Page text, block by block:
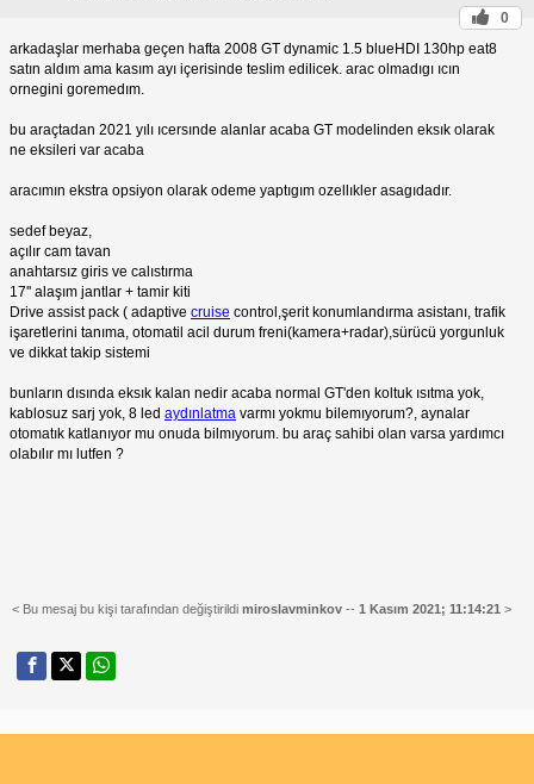
0
arkadaşlar merhaba geçen hafta 2008 GT dynamic 1.5 blueHDI 130hp eat8
satın aldım ama kasım ayı içerisinde teslim edilicek. arac olmadıgı ıcın
ornegini goremedım.
bu araçtadan 2021 yılı ıcersınde alanlar acaba GT modelinden eksık olarak
ne eksileri var acaba
aracımın ekstra opsiyon olarak odeme yaptıgım ozellıkler asagıdadır.
sedef beyaz,
açılır cam tavan
anahtarsız giris ve calıstırma
17'' alaşım jantlar + tamir kiti
Drive assist pack ( adaptive cruise control,şerit konumlandırma asistanı, trafik
işaretlerini tanıma, otomatil acil durum freni(kamera+radar),sürücü yorgunluk
ve dikkat takip sistemi
bunların dısında eksık kalan nedir acaba normal GT'den koltuk ısıtma yok,
kablosuz sarj yok, 8 led aydınlatma varmı yokmu bilemıyorum?, aynalar
otomatık katlanıyor mu onuda bilmıyorum. bu araç sahibi olan varsa yardımcı
olabılır mı lutfen ?
< Bu mesaj bu kişi tarafından değiştirildi miroslavminkov -- 1 Kasım 2021; 11:14:21 >